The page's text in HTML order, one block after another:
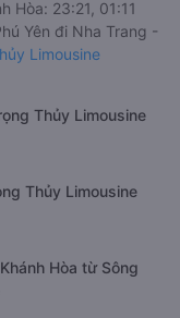
Hòa: 23:21, 01:11
Yên đi Nha Trang -
Limousine
Thủy Limousine
Thủy Limousine
Hòa từ Sông